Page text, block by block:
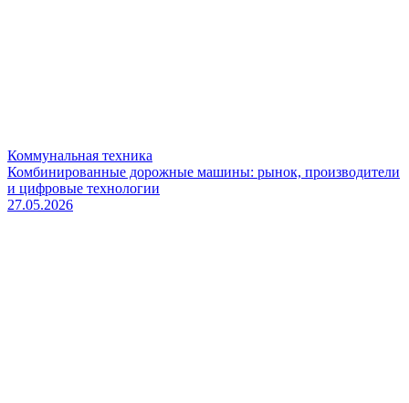
Коммунальная техника
Комбинированные дорожные машины: рынок, производители
и цифровые технологии
27.05.2026